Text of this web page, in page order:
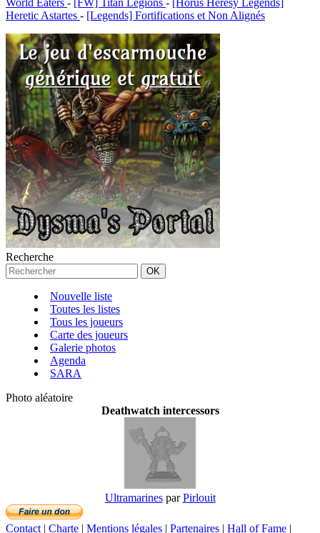
World Eaters - [FW] Titan Legions - [Horus Heresy Legends]
Heretic Astartes - [Legends] Fortifications et Non Alignés
Recherche
Nouvelle liste
Toutes les listes
Tous les joueurs
Carte des joueurs
Galerie photos
Agenda
SARA
Photo aléatoire
Deathwatch intercessors
UltramarinesparPirlouit
Contact| Charte | Mentions légales | Partenaires | Hall of Fame |